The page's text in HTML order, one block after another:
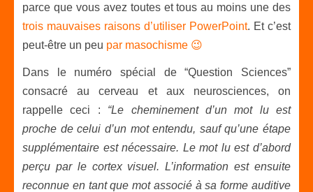
parce que vous avez toutes et tous au moins une des
trois mauvaises raisons d’utiliser PowerPoint. Et c’est
peut-être un peu par masochisme 😉
Dans le numéro spécial de “Question Sciences”
consacré au cerveau et aux neurosciences, on
rappelle ceci : “Le cheminement d’un mot lu est
proche de celui d’un mot entendu, sauf qu’une étape
supplémentaire est nécessaire. Le mot lu est d’abord
perçu par le cortex visuel. L’information est ensuite
reconnue en tant que mot associé à sa forme auditive